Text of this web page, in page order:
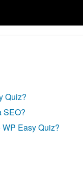
Quiz?
SEO?
Easy Quiz?